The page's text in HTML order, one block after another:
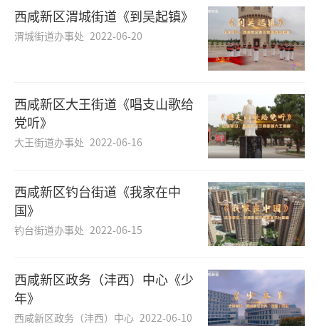
西咸新区渭城街道《到吴起镇》
渭城街道办事处 2022-06-20
西咸新区大王街道《唱支山歌给
党听》
大王街道办事处 2022-06-16
西咸新区钓台街道《我家在中
国》
钓台街道办事处 2022-06-15
西咸新区政务（沣西）中心《少
年》
西咸新区政务（沣西）中心 2022-06-10